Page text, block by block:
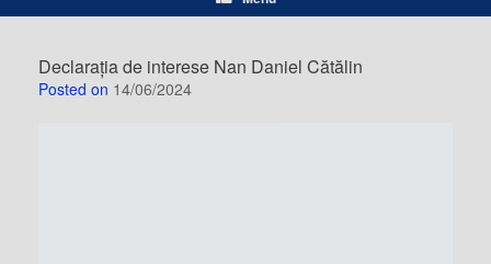
Declaraţia de interese Nan Daniel Cătălin
Posted on 14/06/2024